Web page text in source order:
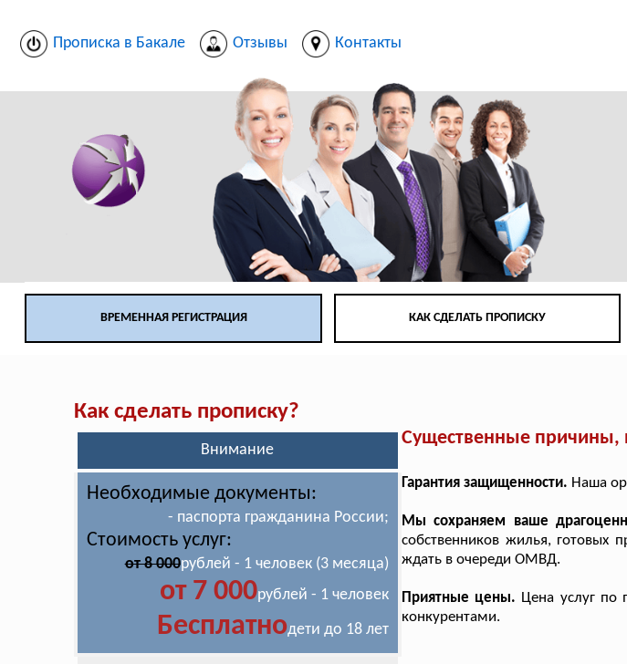
Прописка в Бакале Отзывы Контакты
ВРЕМЕННАЯ РЕГИСТРАЦИЯ КАК СДЕЛАТЬ ПРОПИСКУ
Как сделать прописку?
Внимание
Необходимые документы:
- паспорта гражданина России;
Стоимость услуг:
от 8 000рублей - 1 человек (3 месяца)
от 7 000рублей - 1 человек
Бесплатнодети до 18 лет
Существенные причины,
Гарантия защищенности. Наша
Мы сохраняем ваше
собственников жилья, готовых
ждать в очереди ОМВД.
Приятные цены. Цена услуг по
конкурентами.